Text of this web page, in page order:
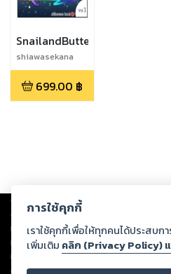
SnailandButter
shiawasekana
699.00 ฿
Copyright © 2026
ต่อผลงานหรือเนื้อหาใดที่อัปโหลดผ่านเว็บไซ
ทรัพย์สินทางปัญญาของบุคคลอื่นหรือขัดต่อ
ทุกท่านโปรดใช้วิจารณญาณในการกลั่นกรอ
หนึ่งส่วนใดขัดต่อกฎหมายและศีลธรรม กรุณ
ดำเนินการในทันที ทั้งนี้ ทางสตอรี่ล็อกขอ
การใช้คุกกี้
เราใช้คุกกี้เพื่อให้ทุกคนได้ประสบ
เพิ่มเติม คลิก (Privacy Policy)